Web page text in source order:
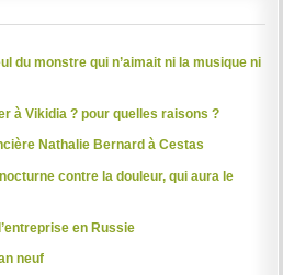
du monstre qui n’aimait ni la musique ni
à Vikidia ? pour quelles raisons ?
Nathalie Bernard à Cestas
contre la douleur, qui aura le
en Russie
neuf